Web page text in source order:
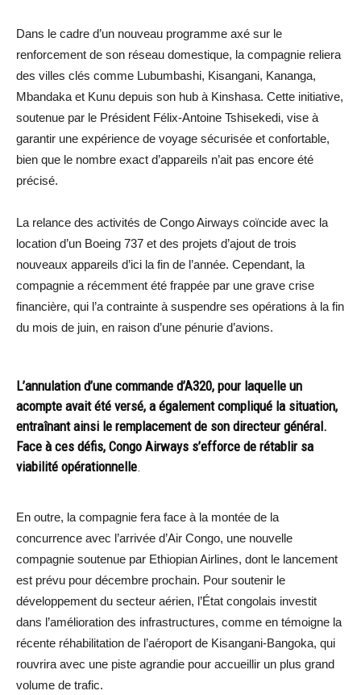
Dans le cadre d’un nouveau programme axé sur le
renforcement de son réseau domestique, la compagnie reliera
des villes clés comme Lubumbashi, Kisangani, Kananga,
Mbandaka et Kunu depuis son hub à Kinshasa. Cette initiative,
soutenue par le Président Félix-Antoine Tshisekedi, vise à
garantir une expérience de voyage sécurisée et confortable,
bien que le nombre exact d’appareils n’ait pas encore été
précisé.
La relance des activités de Congo Airways coïncide avec la
location d’un Boeing 737 et des projets d’ajout de trois
nouveaux appareils d’ici la fin de l’année. Cependant, la
compagnie a récemment été frappée par une grave crise
financière, qui l’a contrainte à suspendre ses opérations à la fin
du mois de juin, en raison d’une pénurie d’avions.
L’annulation d’une commande d’A320, pour laquelle un
acompte avait été versé, a également compliqué la situation,
entraînant ainsi le remplacement de son directeur général.
Face à ces défis, Congo Airways s’efforce de rétablir sa
viabilité opérationnelle.
En outre, la compagnie fera face à la montée de la
concurrence avec l’arrivée d’Air Congo, une nouvelle
compagnie soutenue par Ethiopian Airlines, dont le lancement
est prévu pour décembre prochain. Pour soutenir le
développement du secteur aérien, l’État congolais investit
dans l’amélioration des infrastructures, comme en témoigne la
récente réhabilitation de l’aéroport de Kisangani-Bangoka, qui
rouvrira avec une piste agrandie pour accueillir un plus grand
volume de trafic.